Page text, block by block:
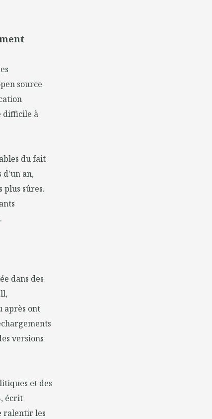
source
difficile à
du fait
d'un an,
sûres.
dans des
après ont
versions
et des
écrit
ralentir les